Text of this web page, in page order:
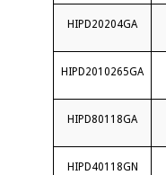
HIPD20204GA
HIPD2010265GA
HIPD80118GA
HIPD40118GN